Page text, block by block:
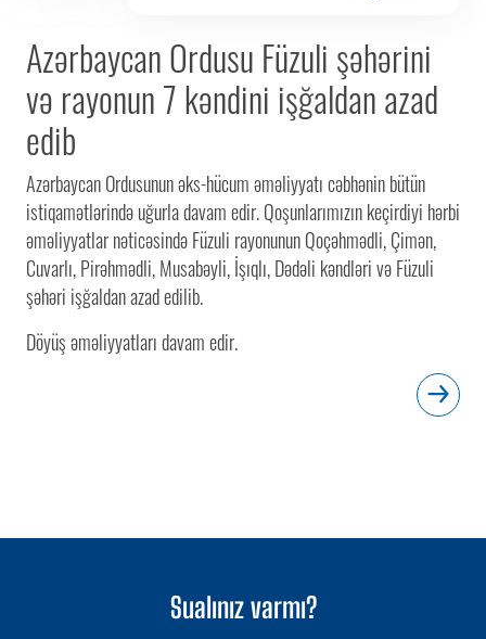
Azərbaycan Ordusu Füzuli şəhərini
və rayonun 7 kəndini işğaldan azad
edib
Azərbaycan Ordusunun əks-hücum əməliyyatı cəbhənin bütün
istiqamətlərində uğurla davam edir. Qoşunlarımızın keçirdiyi hərbi
əməliyyatlar nəticəsində Füzuli rayonunun Qoçəhmədli, Çimən,
Cuvarlı, Pirəhmədli, Musabəyli, İşıqlı, Dədəli kəndləri və Füzuli
şəhəri işğaldan azad edilib.
Döyüş əməliyyatları davam edir.
Sualınız varmı?